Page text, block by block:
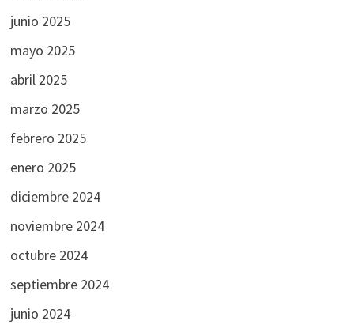
junio 2025
mayo 2025
abril 2025
marzo 2025
febrero 2025
enero 2025
diciembre 2024
noviembre 2024
octubre 2024
septiembre 2024
junio 2024